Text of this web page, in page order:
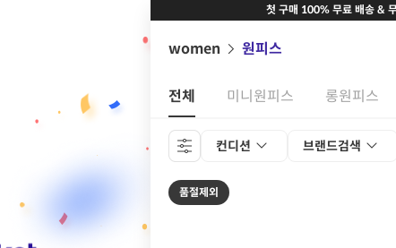
첫 구매 100% 무료 배송 &
women 원피스
전체 미니원피스 롱원피스
컨디션 브랜드검색
품절제외